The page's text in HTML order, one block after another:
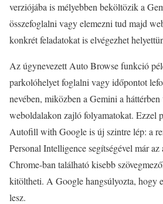
verziójába is mélyebben beköltözik a
összefoglalni vagy elemezni tud majd
konkrét feladatokat is elvégezhet
Az úgynevezett Auto Browse funkció
parkolóhelyet foglalni vagy időpontot
nevében, miközben a Gemini a háttérben
weboldalakon zajló folyamatokat. Ezzel
Autofill with Google is új szintre lép: a
Personal Intelligence segítségével már az
Chrome-ban található kisebb
kitöltheti. A Google hangsúlyozta, hogy
lesz.